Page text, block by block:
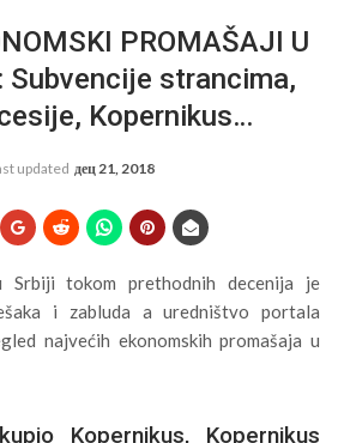
PROMAŠAJI U
Subvencije strancima,
Kopernikus…
updated дец 21, 2018
Srbiji tokom prethodnih decenija je
i zabluda a uredništvo portala
najvećih ekonomskih promašaja u
Kopernikus, Kopernikus